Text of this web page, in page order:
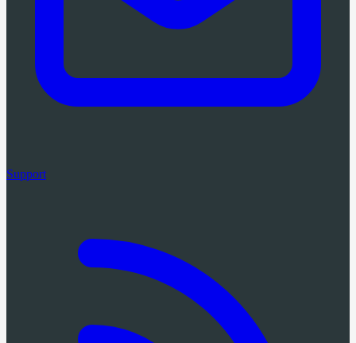
Support